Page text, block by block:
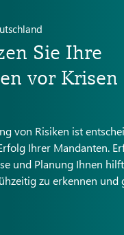
Sie Ihre
vor Krisen
von Risiken ist
Ihrer Mandanten.
und Planung Ihnen
zu erkennen und